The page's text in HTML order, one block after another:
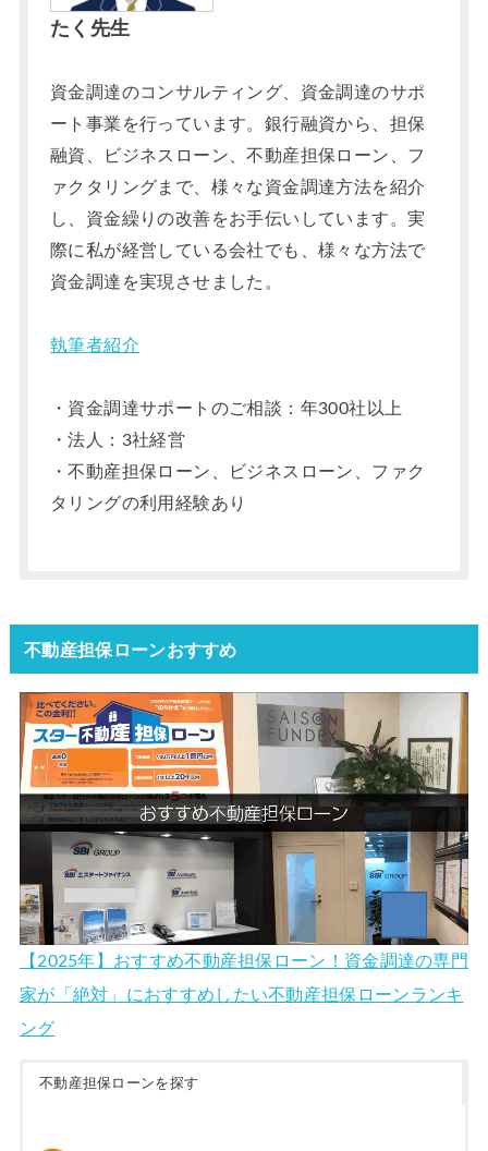
たく先生
資金調達のコンサルティング、資金調達のサポ
ート事業を行っています。銀行融資から、担保
融資、ビジネスローン、不動産担保ローン、フ
ァクタリングまで、様々な資金調達方法を紹介
し、資金繰りの改善をお手伝いしています。実
際に私が経営している会社でも、様々な方法で
資金調達を実現させました。
執筆者紹介
・資金調達サポートのご相談：年300社以上
・法人：3社経営
・不動産担保ローン、ビジネスローン、ファク
タリングの利用経験あり
不動産担保ローンおすすめ
【2025年】おすすめ不動産担保ローン！資金調達の専門
家が「絶対」におすすめしたい不動産担保ローンランキ
ング
不動産担保ローンを探す